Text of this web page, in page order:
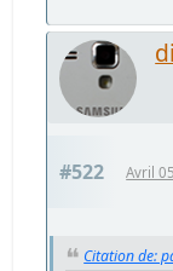
#522 Avril
Citation de: